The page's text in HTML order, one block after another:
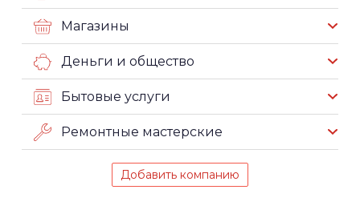
Магазины
Деньги и общество
Бытовые услуги
Ремонтные мастерские
Добавить компанию